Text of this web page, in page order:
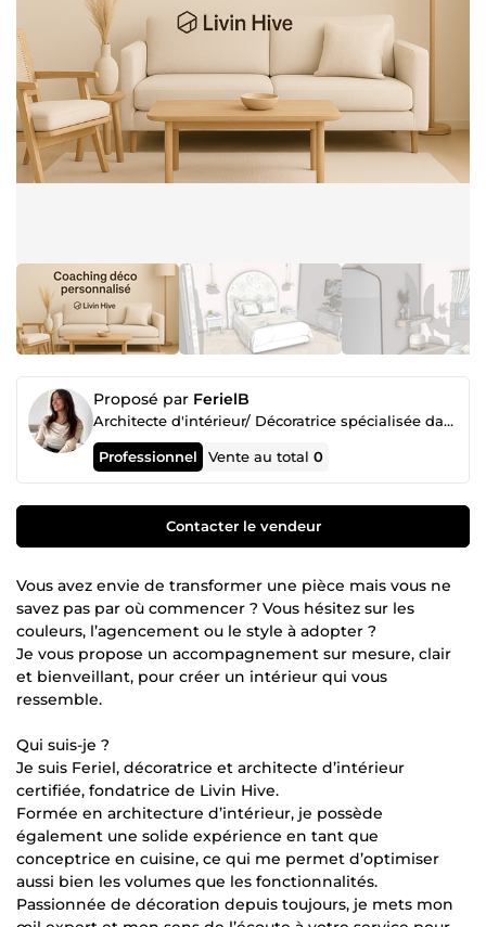
Proposé par FerielB
Architecte d'intérieur/ Décoratrice spécialisée dans les ambiances douces et épurées.
Professionnel Vente au total0
Contacter le vendeur
Vous avez envie de transformer une pièce mais vous ne
savez pas par où commencer ? Vous hésitez sur les
couleurs, l’agencement ou le style à adopter ?
Je vous propose un accompagnement sur mesure, clair
et bienveillant, pour créer un intérieur qui vous
ressemble.
Qui suis-je ?
Je suis Feriel, décoratrice et architecte d’intérieur
certifiée, fondatrice de Livin Hive.
Formée en architecture d’intérieur, je possède
également une solide expérience en tant que
conceptrice en cuisine, ce qui me permet d’optimiser
aussi bien les volumes que les fonctionnalités.
Passionnée de décoration depuis toujours, je mets mon